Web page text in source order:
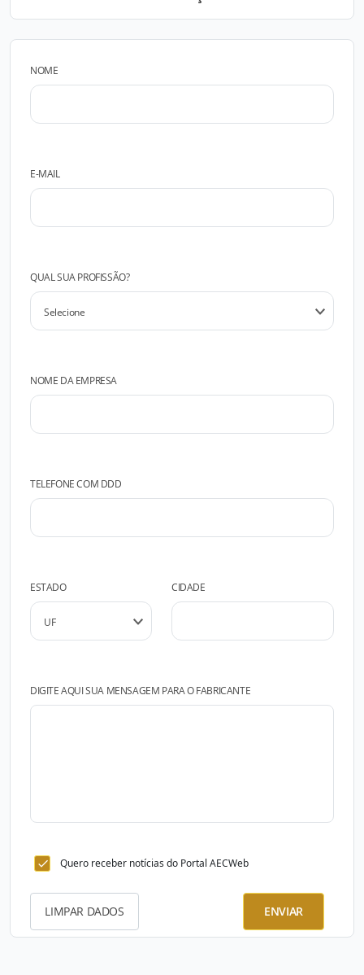
NOME
E-MAIL
QUAL SUA PROFISSÃO?
NOME DA EMPRESA
TELEFONE COM DDD
ESTADO CIDADE
DIGITE AQUI SUA MENSAGEM PARA O FABRICANTE
Quero receber notícias do Portal AECWeb
LIMPAR DADOS ENVIAR